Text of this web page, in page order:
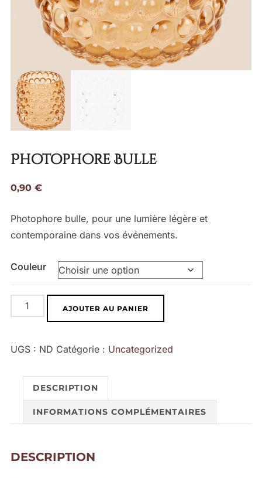
Photophore Bulle
0,90 €
Photophore bulle, pour une lumière légère et
contemporaine dans vos événements.
Couleur
quantité
de
Bulle
AJOUTER AU PANIER
UGS : ND Catégorie : Uncategorized
DESCRIPTION
INFORMATIONS COMPLÉMENTAIRES
DESCRIPTION